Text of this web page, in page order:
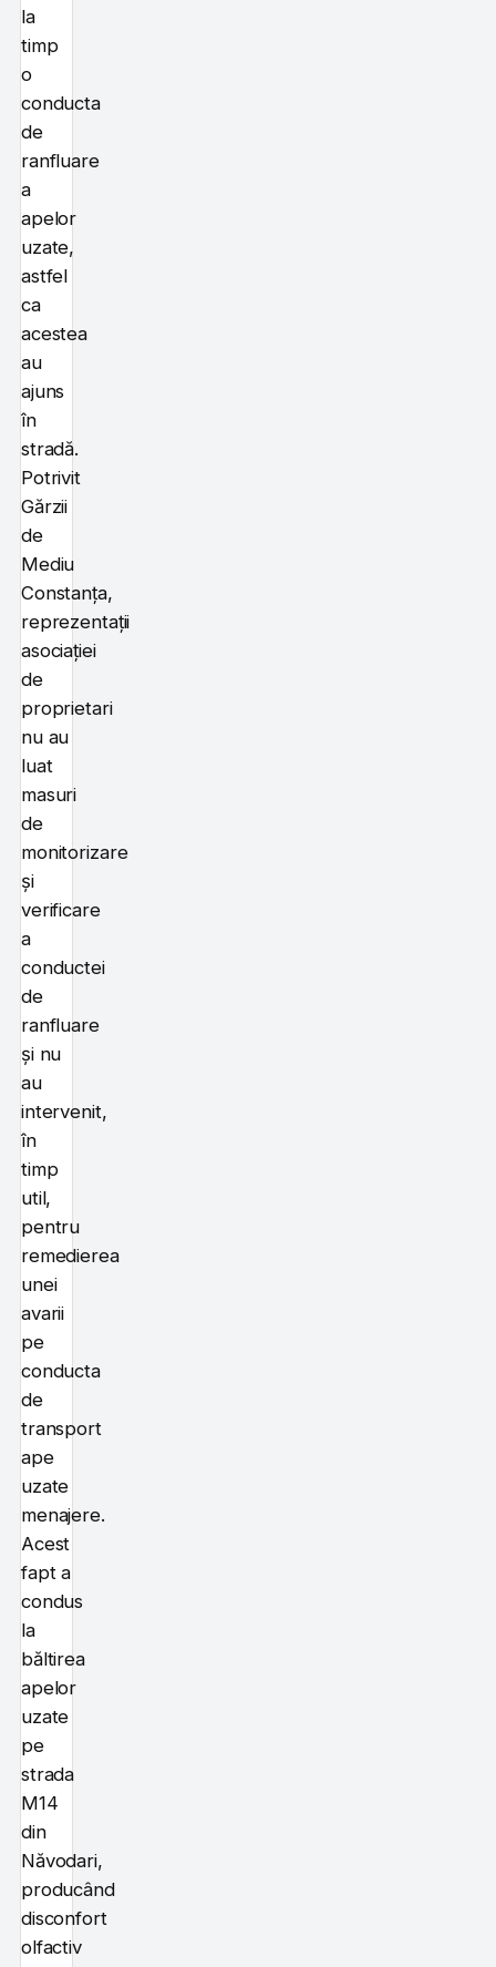
la
timp
o
conducta
de
ranfluare
a
apelor
uzate,
astfel
ca
acestea
au
ajuns
în
stradă.
Potrivit
Gărzii
de
Mediu
Constanța,
reprezentații
asociației
de
proprietari
nu au
luat
masuri
de
monitorizare
și
verificare
a
conductei
de
ranfluare
și nu
au
intervenit,
în
timp
util,
pentru
remedierea
unei
avarii
pe
conducta
de
transport
ape
uzate
menajere.
Acest
fapt a
condus
la
băltirea
apelor
uzate
pe
strada
M14
din
Năvodari,
producând
disconfort
olfactiv